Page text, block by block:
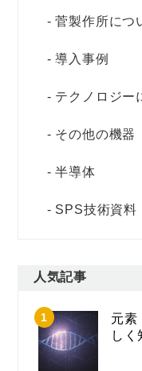
菅製作所につ
導入事例
テクノロジー
その他の機器
半導体
SPS技術資料
人気記事
元素
し